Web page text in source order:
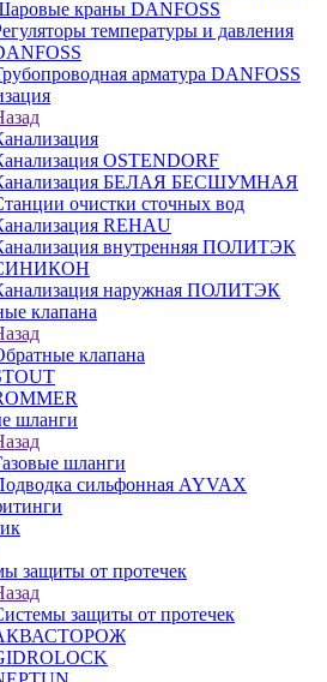
краны DANFOSS
температуры и давления
арматура DANFOSS
OSTENDORF
БЕЛАЯ БЕСШУМНАЯ
очистки сточных вод
REHAU
внутренняя ПОЛИТЭК
наружная ПОЛИТЭК
клапана
клапана
шланги
шланги
сильфонная AYVAX
защиты от протечек
защиты от протечек